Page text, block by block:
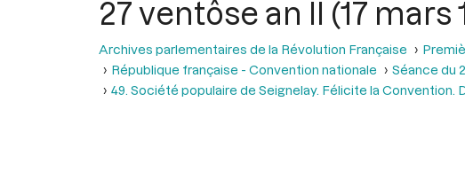
27 ventôse an II (17 mars
Archives parlementaires de la Révolution Française
République française - Convention nationale
Séance du
49. Société populaire de Seignelay. Félicite la Convention.